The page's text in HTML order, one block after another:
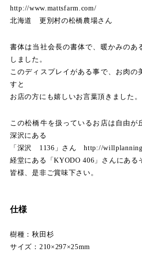
http://www.mattsfarm.com/
北海道 更別村の松橋農場さん
書体は当社会長の書体で、暖かみのあ
しました。
このディスプレイがある事で、お肉の
すと
お店の方にも嬉しいお言葉頂きました。
この松橋牛を扱っているお店は自由が
深沢にある
「深沢 1136」さん http://
経堂にある「KYODO 406」さんにある
皆様、是非ご賞味下さい。
仕様
樹種：秋田杉
サイズ：210×297×25mm